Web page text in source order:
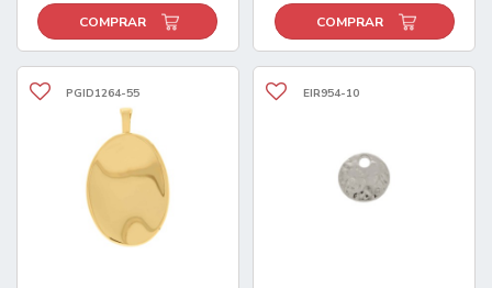
COMPRAR COMPRAR
PGID1264-55 EIR954-10